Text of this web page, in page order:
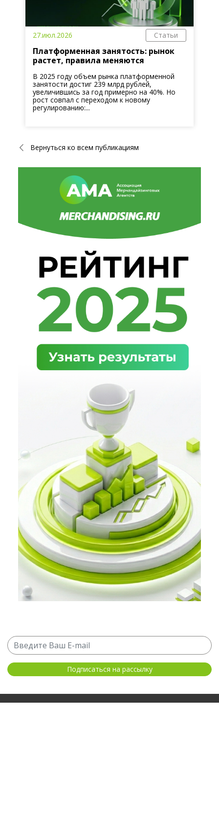
27.июл.2026 Статьи
Платформенная занятость: рынок
растет, правила меняются
В 2025 году объем рынка платформенной
занятости достиг 239 млрд рублей,
увеличившись за год примерно на 40%. Но
рост совпал с переходом к новому
регулированию:...
Вернуться ко всем публикациям